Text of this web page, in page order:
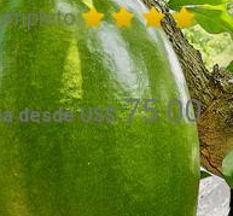
desde US$75.00